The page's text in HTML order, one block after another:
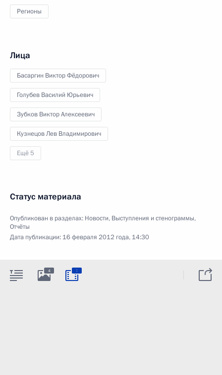
Регионы
Лица
Басаргин Виктор Фёдорович
Голубев Василий Юрьевич
Зубков Виктор Алексеевич
Кузнецов Лев Владимирович
Ещё 5
Статус материала
Опубликован в разделах: Новости, Выступления и стенограммы,
Отчёты
Дата публикации: 16 февраля 2012 года, 14:30
4 :